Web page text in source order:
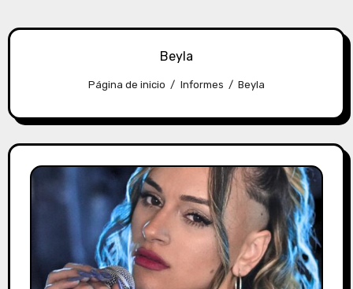
Beyla
Página de inicio Informes Beyla